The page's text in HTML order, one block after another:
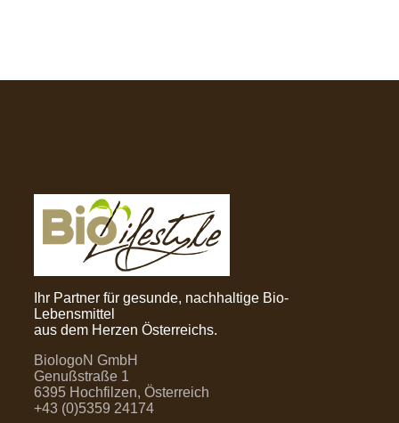
Ihr Partner für gesunde, nachhaltige Bio-
Lebensmittel
aus dem Herzen Österreichs.
BiologoN GmbH
Genußstraße 1
6395 Hochfilzen, Österreich
+43 (0)5359 24174